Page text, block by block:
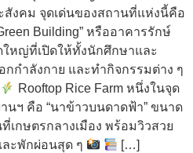
งคม จุดเด่นของสถานที่แห่งนี้คือ
Building” หรืออาคารรักษ์
หญ่ที่เปิดให้ทั้งนักศึกษาและ
กำลังกาย และทำกิจกรรมต่าง ๆ
Rooftop Rice Farm หนึ่งในจุด
นฯ คือ “นาข้าวบนดาดฟ้า” ขนาด
กษตรกลางเมือง พร้อมวิวสวย
ะพักผ่อนสุด ๆ
[…]